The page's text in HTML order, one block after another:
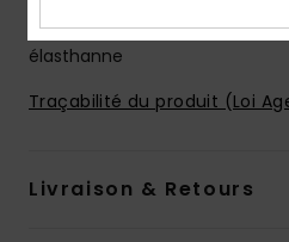
Composition53% polyester
élasthanne
Traçabilité du produit (Loi
Livraison & Retours